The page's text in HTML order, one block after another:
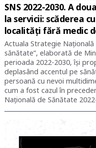
SNS 2022-2030. A
la servicii: scăderea
localități fără medic
Actuala Strategie
sănătate”, elaborată de
perioada 2022-2030, își
deplasând accentul pe
persoană cu nevoi
cum a fost cazul în
Națională de Sănătate